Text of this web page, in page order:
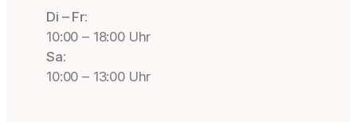
Di – Fr:
10:00 – 18:00 Uhr
Sa:
10:00 – 13:00 Uhr